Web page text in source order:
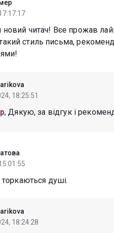
новий читач! Вєе прожав
стиль письма,
18:25:51
, Дякую, за відгук і
торкаються душі.
18:24:28